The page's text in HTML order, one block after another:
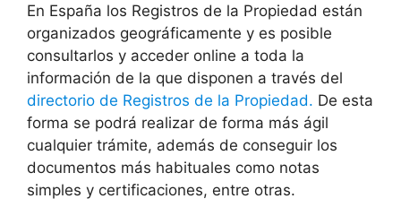
En España los Registros de la Propiedad están
organizados geográficamente y es posible
consultarlos y acceder online a toda la
información de la que disponen a través del
directorio de Registros de la Propiedad. De esta
forma se podrá realizar de forma más ágil
cualquier trámite, además de conseguir los
documentos más habituales como notas
simples y certificaciones, entre otras.